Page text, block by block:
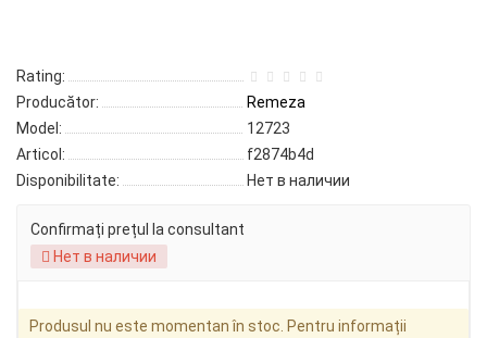
Rating:
Producător:
Remeza
Model:
12723
Articol:
f2874b4d
Disponibilitate:
Нет в наличии
Confirmați prețul la consultant
Нет в наличии
Produsul nu este momentan în stoc. Pentru informații